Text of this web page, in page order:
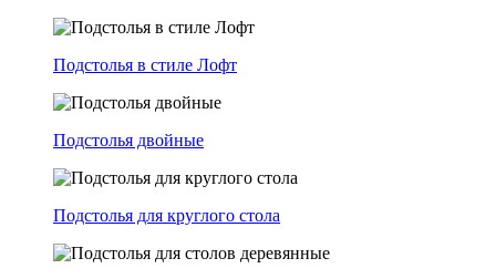
Подстолья в стиле Лофт
Подстолья двойные
Подстолья для круглого стола